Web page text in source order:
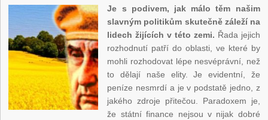
Je s podivem, jak málo těm našim
slavným politikům skutečně záleží na
lidech žijících v této zemi. Řada jejich
rozhodnutí patří do oblasti, ve které by
mohli rozhodovat lépe nesvéprávní, než
to dělají naše elity. Je evidentní, že
peníze nesmrdí a je v podstatě jedno, z
jakého zdroje přitečou. Paradoxem je,
že státní finance nejsou v nijak dobré